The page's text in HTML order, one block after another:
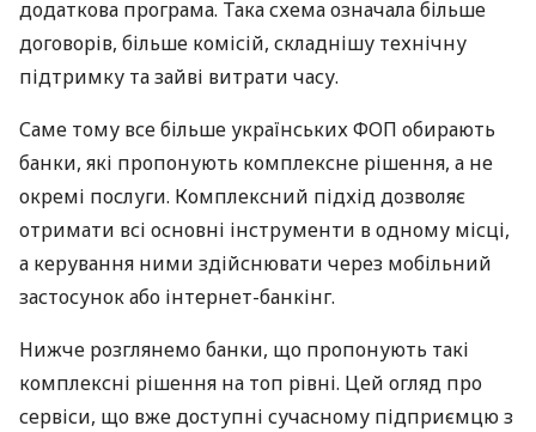
додаткова програма. Така схема означала більше
договорів, більше комісій, складнішу технічну
підтримку та зайві витрати часу.
Саме тому все більше українських ФОП обирають
банки, які пропонують комплексне рішення, а не
окремі послуги. Комплексний підхід дозволяє
отримати всі основні інструменти в одному місці,
а керування ними здійснювати через мобільний
застосунок або інтернет-банкінг.
Нижче розглянемо банки, що пропонують такі
комплексні рішення на топ рівні. Цей огляд про
сервіси, що вже доступні сучасному підприємцю з